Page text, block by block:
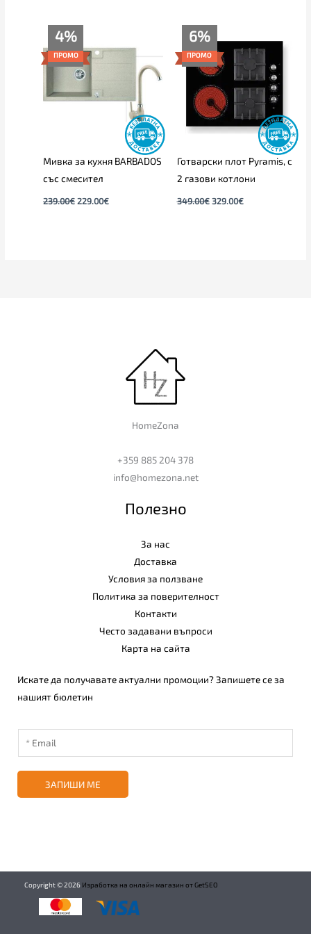
4%
ПРОМО
Мивка за кухня BARBADOS
със смесител
239.00€
price
was:
239.00€.
229.00€
е:
6%
ПРОМО
Готварски плот Pyramis, с
2 газови котлони
349.00€
price
was:
349.00€.
329.00€
цена
е:
329.00€.
HomeZona
+359 885 204 378
info@homezona.net
Полезно
За нас
Доставка
Условия за ползване
Политика за поверителност
Контакти
Често задавани въпроси
Карта на сайта
Искате да получавате актуални промоции? Запишете се за
нашият бюлетин
ЗАПИШИ МЕ
Copyright ©2026 Изработка на онлайн магазин от GetSEO